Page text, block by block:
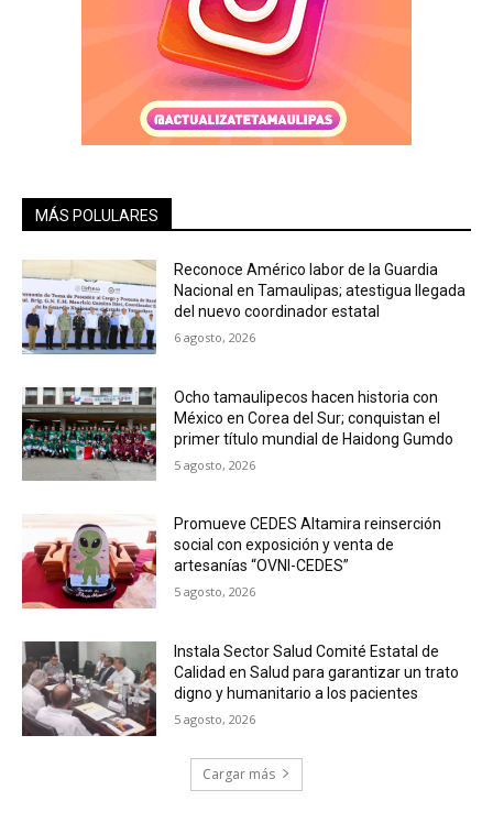
MÁS POLULARES
Reconoce Américo labor de la Guardia
Nacional en Tamaulipas; atestigua llegada
del nuevo coordinador estatal
6 agosto, 2026
Ocho tamaulipecos hacen historia con
México en Corea del Sur; conquistan el
primer título mundial de Haidong Gumdo
5 agosto, 2026
Promueve CEDES Altamira reinserción
social con exposición y venta de
artesanías “OVNI-CEDES”
5 agosto, 2026
Instala Sector Salud Comité Estatal de
Calidad en Salud para garantizar un trato
digno y humanitario a los pacientes
5 agosto, 2026
Cargar más